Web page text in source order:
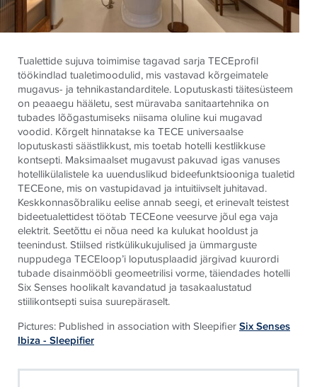
Tualettide sujuva toimimise tagavad sarja TECEprofil
töökindlad tualetimoodulid, mis vastavad kõrgeimatele
mugavus- ja tehnikastandarditele. Loputuskasti täitesüsteem
on peaaegu hääletu, sest müravaba sanitaartehnika on
tubades lõõgastumiseks niisama oluline kui mugavad
voodid. Kõrgelt hinnatakse ka TECE universaalse
loputuskasti säästlikkust, mis toetab hotelli kestlikkuse
kontsepti. Maksimaalset mugavust pakuvad igas vanuses
hotellikülalistele ka uuenduslikud bideefunktsiooniga tualetid
TECEone, mis on vastupidavad ja intuitiivselt juhitavad.
Keskkonnasõbraliku eelise annab seegi, et erinevalt teistest
bideetualettidest töötab TECEone veesurve jõul ega vaja
elektrit. Seetõttu ei nõua need ka kulukat hooldust ja
teenindust. Stiilsed ristkülikukujulised ja ümmarguste
nuppudega TECEloop’i loputusplaadid järgivad kuurordi
tubade disainmööbli geomeetrilisi vorme, täiendades hotelli
Six Senses hoolikalt kavandatud ja tasakaalustatud
stiilikontsepti suisa suurepäraselt.
Pictures: Published in association with SleepifierSix Senses
Ibiza - Sleepifier